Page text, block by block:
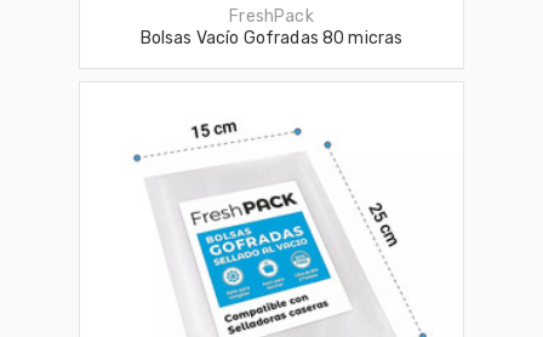
FreshPack
Bolsas Vacío Gofradas 80 micras